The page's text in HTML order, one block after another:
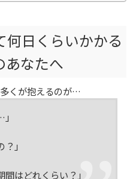
何日くらいかかる
あなたへ
くが抱えるのが…
」
間はどれくらい？」